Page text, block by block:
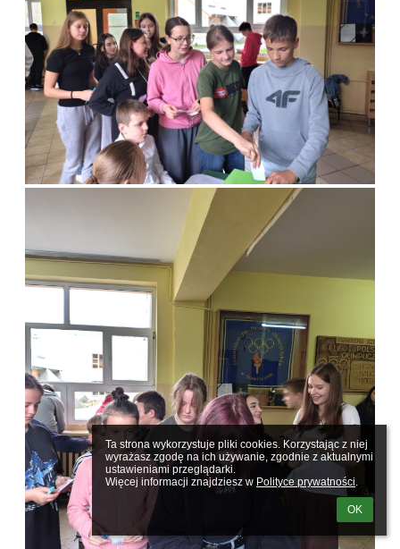
Ta strona wykorzystuje pliki cookies. Korzystając z niej
wyrażasz zgodę na ich używanie, zgodnie z aktualnymi
ustawieniami przeglądarki.
Więcej informacji znajdziesz w Polityce prywatności.
OK